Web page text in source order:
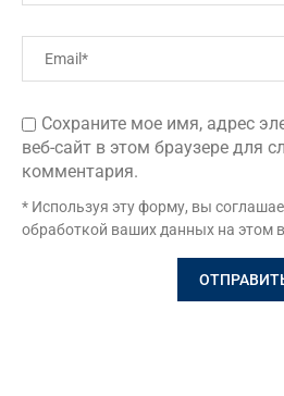
Сохраните мое имя, адрес
веб-сайт в этом браузере для
комментария.
* Используя эту форму, вы
обработкой ваших данных на этом